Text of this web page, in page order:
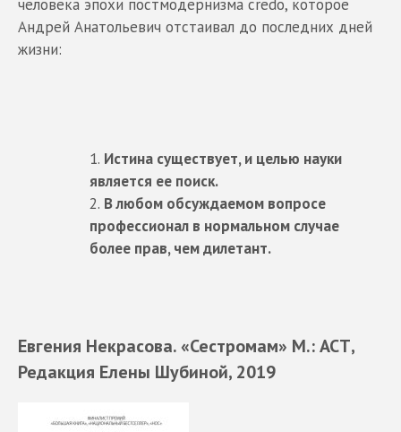
человека эпохи постмодернизма credo, которое
Андрей Анатольевич отстаивал до последних дней
жизни:
Истина существует, и целью науки
является ее поиск.
В любом обсуждаемом вопросе
профессионал в нормальном случае
более прав, чем дилетант.
Евгения Некрасова. «Сестромам» М.: АСТ,
Редакция Елены Шубиной, 2019